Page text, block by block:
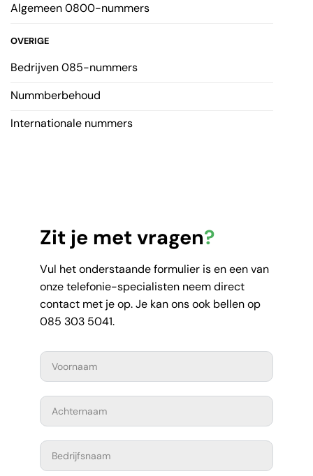
Algemeen 0800-nummers
OVERIGE
Bedrijven 085-nummers
Nummberbehoud
Internationale nummers
Zit je met vragen?
Vul het onderstaande formulier is en een van
onze telefonie-specialisten neem direct
contact met je op. Je kan ons ook bellen op
085 303 5041.